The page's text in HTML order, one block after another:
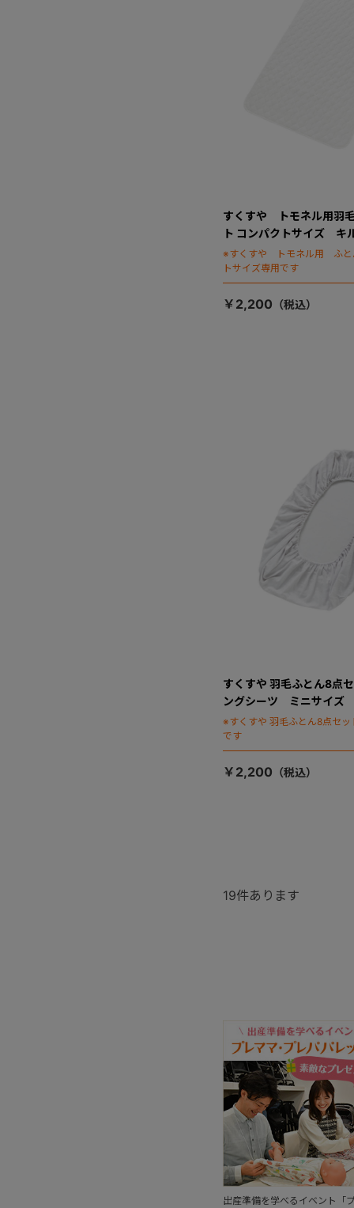
すくすや トモネル用羽
ト コンパクトサイズ キ
※すくすや トモネル用 ふ
トサイズ専用です
￥2,200
すくすや 羽毛ふとん8点
ングシーツ ミニサイズ
※すくすや 羽毛ふとん8点セ
です
￥2,200
19件あります
出産準備を学べるイベント「